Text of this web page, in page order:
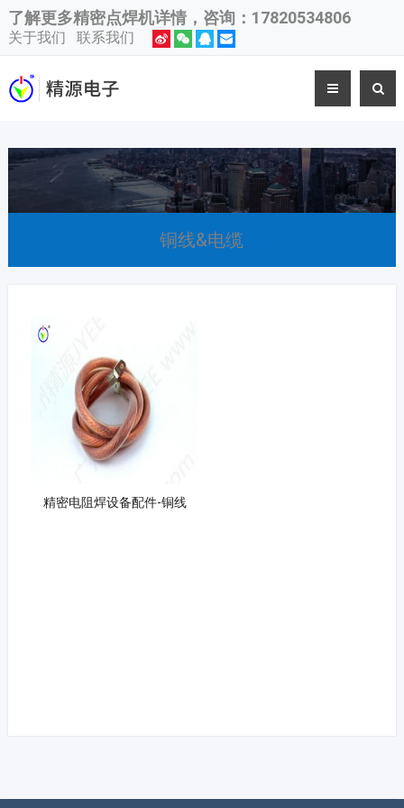
了解更多精密点焊机详情，咨询：17820534806
关于我们 联系我们
铜线&电缆
精密电阻焊设备配件-铜线